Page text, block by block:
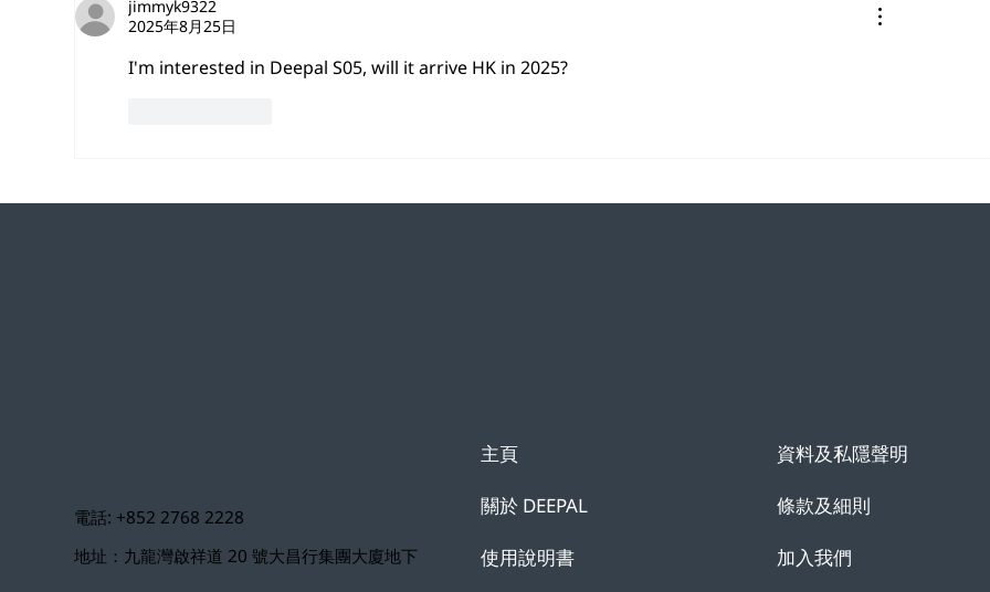
jimmyk9322
2025年8月25日
I'm interested in Deepal S05, will it arrive HK in 2025?
電話: +852 2768 2228
地址：九龍灣啟祥道 20 號大昌行集團大廈地下
主頁
關於 DEEPAL
使用說明書
資料及私隱聲明
條款及細則
加入我們